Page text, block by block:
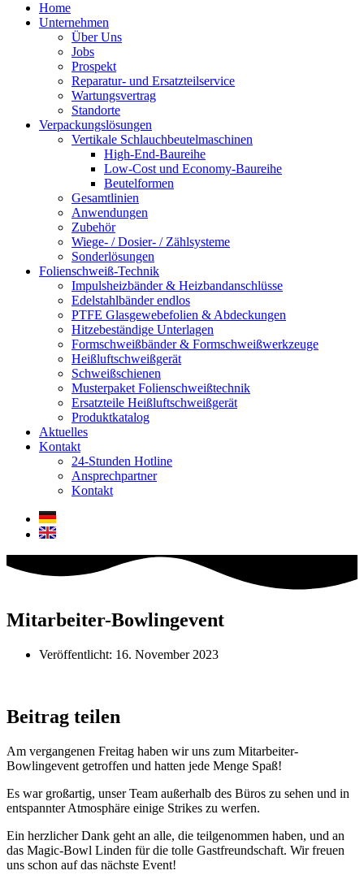
Home
Unternehmen
Über Uns
Jobs
Prospekt
Reparatur- und Ersatzteil­service
Wartungsvertrag
Standorte
Verpackungslösungen
Vertikale Schlauch­beutelmaschinen
High-End-Baureihe
Low-Cost und Economy-Baureihe
Beutelformen
Gesamtlinien
Anwendungen
Zubehör
Wiege- / Dosier- / Zählsysteme
Sonderlösungen
Folienschweiß-Technik
Impuls­heizbänder & Heizband­anschlüsse
Edelstahlbänder endlos
PTFE Glas­gewebefolien & Abdeckungen
Hitzebeständige Unterlagen
Formschweiß­bänder & Formschweiß­werkzeuge
Heißluftschweißgerät
Schweiß­schienen
Musterpaket Folienschweißtechnik
Ersatzteile Heißluftschweißgerät
Produktkatalog
Aktuelles
Kontakt
24-Stunden Hotline
Ansprechpartner
Kontakt
Mitarbeiter-Bowlingevent
Veröffentlicht: 16. November 2023
Beitrag teilen
Am vergangenen Freitag haben wir uns zum Mitarbeiter-
Bowlingevent getroffen und hatten jede Menge Spaß!
Es war großartig, unser Team außerhalb des Büros zu sehen und in
entspannter Atmosphäre einige Strikes zu werfen.
Ein herzlicher Dank geht an alle, die teilgenommen haben, und an
das Magic-Bowl Linden für die tolle Gastfreundschaft. Wir freuen
uns schon auf das nächste Event!